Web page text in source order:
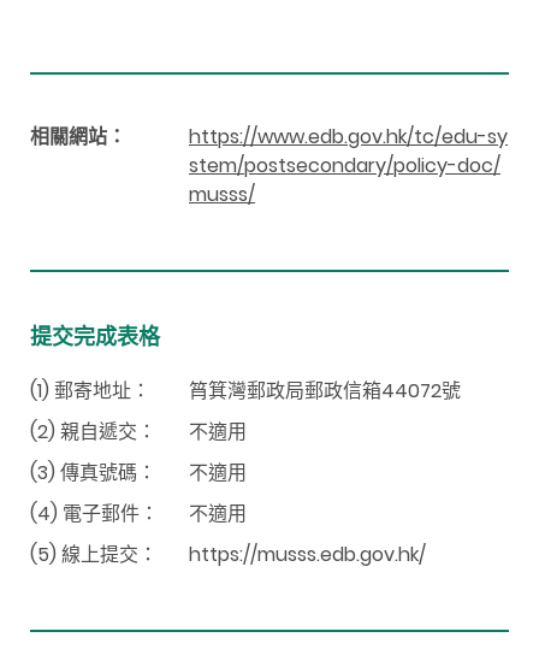
相關網站：
https://www.edb.gov.hk/tc/edu-sy
stem/postsecondary/policy-doc/
musss/
提交完成表格
(1) 郵寄地址：
筲箕灣郵政局郵政信箱44072號
(2) 親自遞交：
不適用
(3) 傳真號碼：
不適用
(4) 電子郵件：
不適用
(5) 線上提交：
https://musss.edb.gov.hk/